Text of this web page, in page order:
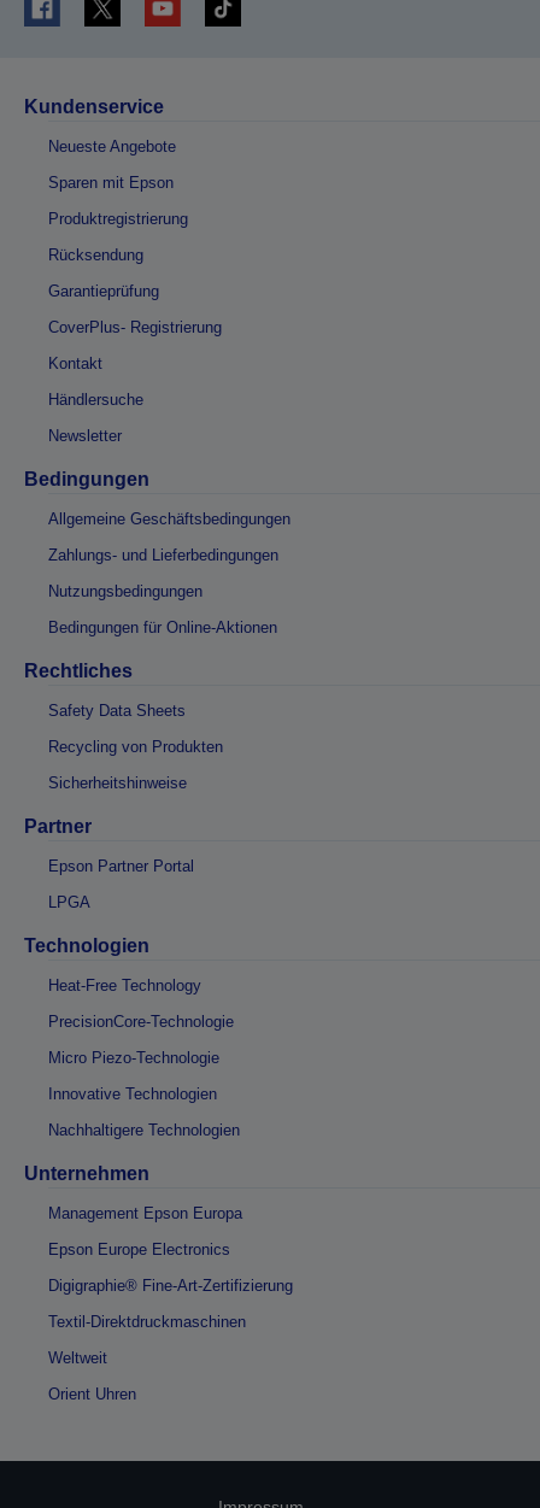
Kundenservice
Neueste Angebote
Sparen mit Epson
Produktregistrierung
Rücksendung
Garantieprüfung
CoverPlus- Registrierung
Kontakt
Händlersuche
Newsletter
Bedingungen
Allgemeine Geschäftsbedingungen
Zahlungs- und Lieferbedingungen
Nutzungsbedingungen
Bedingungen für Online-Aktionen
Rechtliches
Safety Data Sheets
Recycling von Produkten
Sicherheitshinweise
Partner
Epson Partner Portal
LPGA
Technologien
Heat-Free Technology
PrecisionCore-Technologie
Micro Piezo-Technologie
Innovative Technologien
Nachhaltigere Technologien
Unternehmen
Management Epson Europa
Epson Europe Electronics
Digigraphie® Fine-Art-Zertifizierung
Textil-Direktdruckmaschinen
Weltweit
Orient Uhren